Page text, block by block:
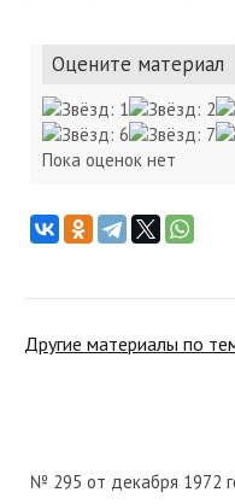
Оцените материал
Пока оценок нет
Другие материалы по
№ 295 от декабря 1972